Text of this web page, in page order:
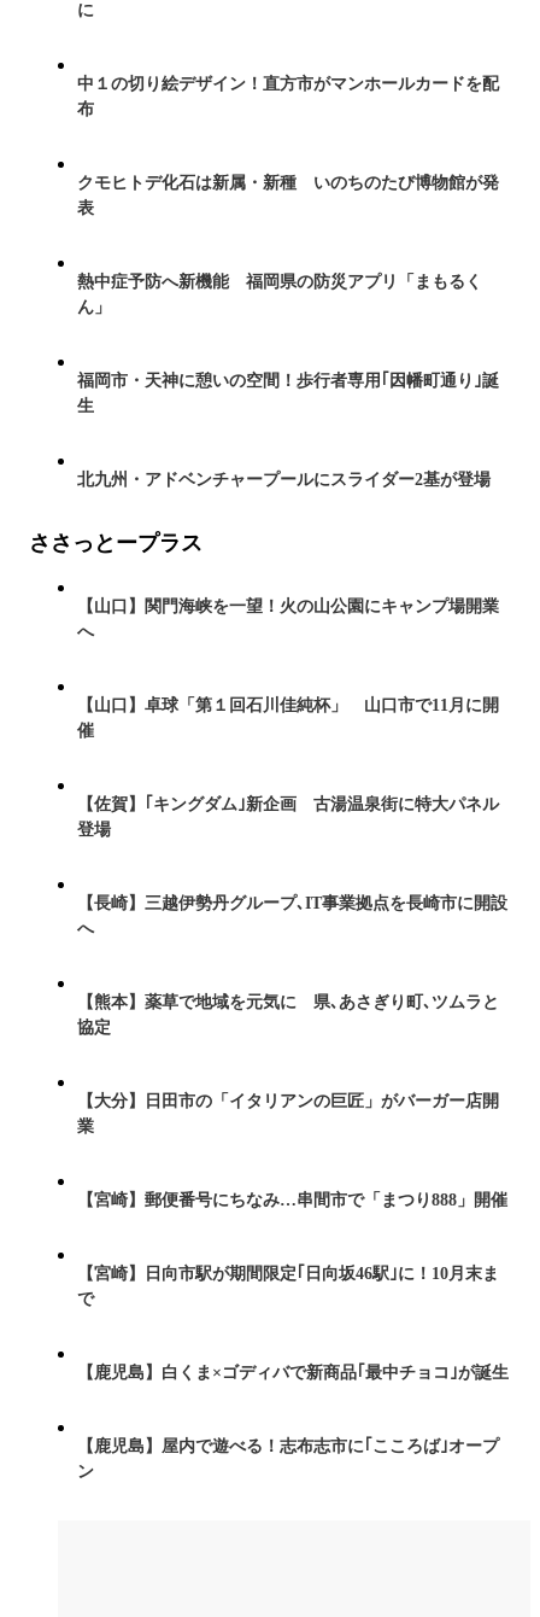
に
中１の切り絵デザイン！直方市がマンホールカードを配
布
クモヒトデ化石は新属・新種 いのちのたび博物館が発
表
熱中症予防へ新機能 福岡県の防災アプリ「まもるく
ん」
福岡市・天神に憩いの空間！歩行者専用｢因幡町通り｣誕
生
北九州・アドベンチャープールにスライダー2基が登場
ささっとープラス
【山口】関門海峡を一望！火の山公園にキャンプ場開業
へ
【山口】卓球「第１回石川佳純杯」 山口市で11月に開
催
【佐賀】｢キングダム｣新企画 古湯温泉街に特大パネル
登場
【長崎】三越伊勢丹グループ､IT事業拠点を長崎市に開設
へ
【熊本】薬草で地域を元気に 県､あさぎり町､ツムラと
協定
【大分】日田市の「イタリアンの巨匠」がバーガー店開
業
【宮崎】郵便番号にちなみ…串間市で「まつり888」開催
【宮崎】日向市駅が期間限定｢日向坂46駅｣に！10月末ま
で
【鹿児島】白くま×ゴディバで新商品｢最中チョコ｣が誕生
【鹿児島】屋内で遊べる！志布志市に｢こころば｣オープ
ン